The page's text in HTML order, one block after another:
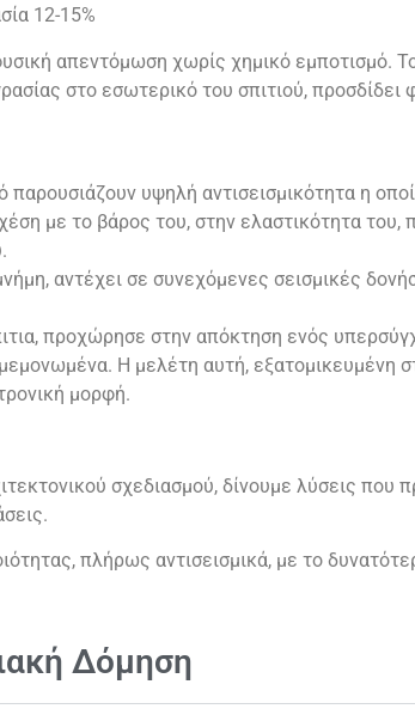
12-15%
απεντόμωση χωρίς χημικό εμποτισμό.
στο εσωτερικό του σπιτιού,
παρουσιάζουν υψηλή αντισεισμικότητα η
με το βάρος του, στην ελαστικότητα του,
αντέχει σε συνεχόμενες σεισμικές
προχώρησε στην απόκτηση ενός
Η μελέτη αυτή, εξατομικευμένη
μορφή.
σχεδιασμού, δίνουμε λύσεις
πλήρως αντισεισμικά, με το
Δόμηση